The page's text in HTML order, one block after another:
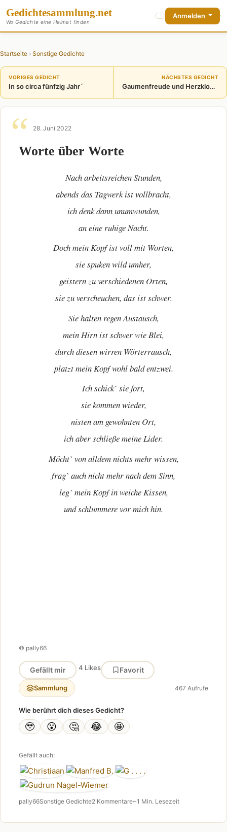
Gedichtesammlung.net
Wo Gedichte eine Heimat finden
Anmelden
Startseite › Sonstige Gedichte
VORIGES GEDICHT
In so circa fünfzig Jahr´
NÄCHSTES GEDICHT
Gaumenfreude und Herzklopfen
28. Juni 2022
Worte über Worte
Nach arbeitsreichen Stunden,
abends das Tagwerk ist vollbracht,
ich denk dann unumwunden,
an eine ruhige Nacht.
Doch mein Kopf ist voll mit Worten,
sie spuken wild umher,
geistern zu verschiedenen Orten,
sie zu verscheuchen, das ist schwer.
Sie halten regen Austausch,
mein Hirn ist schwer wie Blei,
durch diesen wirren Wörterrausch,
platzt mein Kopf wohl bald entzwei.
Ich schick` sie fort,
sie kommen wieder,
nisten am gewohnten Ort,
ich aber schließe meine Lider.
Möcht` von alldem nichts mehr wissen,
frag` auch nicht mehr nach dem Sinn,
leg` mein Kopf in weiche Kissen,
und schlummere vor mich hin.
© pally66
Gefällt mir 4 Likes Favorit
Sammlung 467 Aufrufe
Wie berührt dich dieses Gedicht?
🥹 😮 🤔 😂 🤩
Gefällt auch:
pally66Sonstige Gedichte2 Kommentare~1 Min. Lesezeit